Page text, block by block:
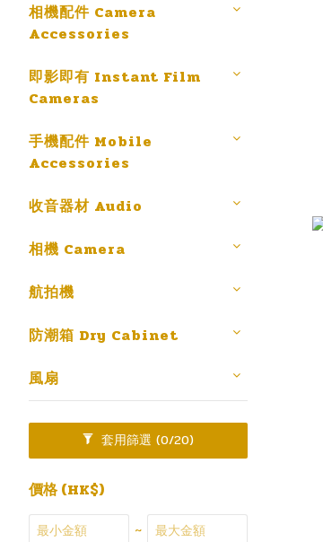
相機配件 Camera
Accessories
即影即有 Instant Film
Cameras
手機配件 Mobile
Accessories
收音器材 Audio
相機 Camera
航拍機
防潮箱 Dry Cabinet
風扇
套用篩選 (0/20)
價格 (HK$)
~